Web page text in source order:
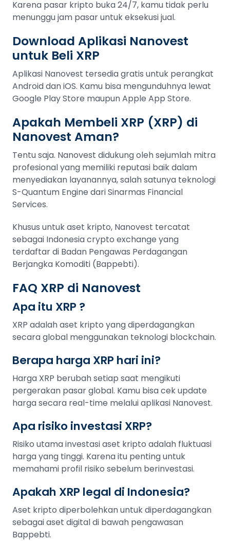
Karena pasar kripto buka 24/7, kamu tidak perlu
menunggu jam pasar untuk eksekusi jual.
Download Aplikasi Nanovest
untuk Beli XRP
Aplikasi Nanovest tersedia gratis untuk perangkat
Android dan iOS. Kamu bisa mengunduhnya lewat
Google Play Store maupun Apple App Store.
Apakah Membeli XRP (XRP) di
Nanovest Aman?
Tentu saja. Nanovest didukung oleh sejumlah mitra
profesional yang memiliki reputasi baik dalam
menyediakan layanannya, salah satunya teknologi
S-Quantum Engine dari Sinarmas Financial
Services.
Khusus untuk aset kripto, Nanovest tercatat
sebagai Indonesia crypto exchange yang
terdaftar di Badan Pengawas Perdagangan
Berjangka Komoditi (Bappebti).
FAQ XRP di Nanovest
Apa itu XRP ?
XRP adalah aset kripto yang diperdagangkan
secara global menggunakan teknologi blockchain.
Berapa harga XRP hari ini?
Harga XRP berubah setiap saat mengikuti
pergerakan pasar global. Kamu bisa cek update
harga secara real-time melalui aplikasi Nanovest.
Apa risiko investasi XRP?
Risiko utama investasi aset kripto adalah fluktuasi
harga yang tinggi. Karena itu penting untuk
memahami profil risiko sebelum berinvestasi.
Apakah XRP legal di Indonesia?
Aset kripto diperbolehkan untuk diperdagangkan
sebagai aset digital di bawah pengawasan
Bappebti.